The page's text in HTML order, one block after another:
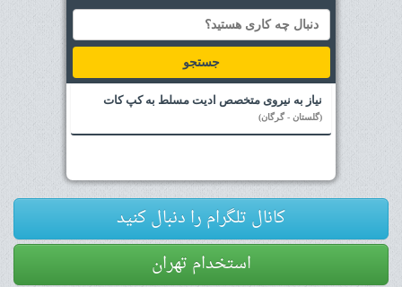
جستجو
نیاز به نیروی متخصص ادیت مسلط به کپ کات
(گلستان - گرگان)
کانال تلگرام را دنبال کنید
استخدام تهران